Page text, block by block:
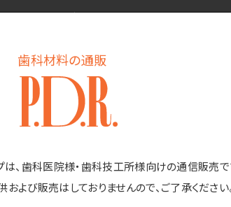
歯科材料の通販
は、歯科医院様・歯科技工所様向けの通信販売で
よび販売はしておりませんので、ご了承ください
レッド